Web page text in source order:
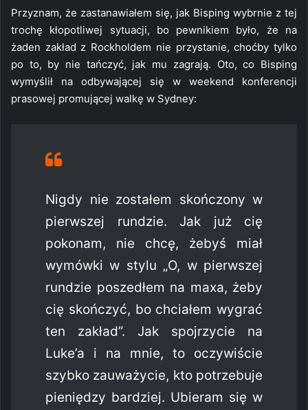
Przyznam, że zastanawiałem się, jak Bisping wybrnie z tej
trochę kłopotliwej sytuacji, bo pewnikiem było, że na
żaden zakład z Rockholdem nie przystanie, choćby tylko
po to, by nie tańczyć, jak mu zagrają. Oto, co Bisping
wymyślił na odbywającej się w weekend konferencji
prasowej promującej walkę w Sydney:
Nigdy nie zostałem skończony w
pierwszej rundzie. Jak już cię
pokonam, nie chcę, żebyś miał
wymówki w stylu „O, w pierwszej
rundzie poszedłem na maxa, żeby
cię skończyć, bo chciałem wygrać
ten zakład”. Jak spojrzycie na
Luke’a i na mnie, to oczywiście
szybko zauważycie, kto potrzebuje
pieniędzy bardziej. Ubieram się w